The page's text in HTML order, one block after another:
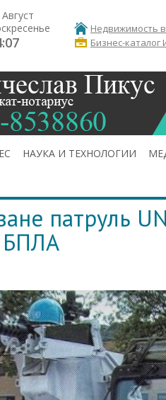
Недвижимость
Бизнес-каталог
НАУКА И ТЕХНОЛОГИИ
патруль
БПЛА